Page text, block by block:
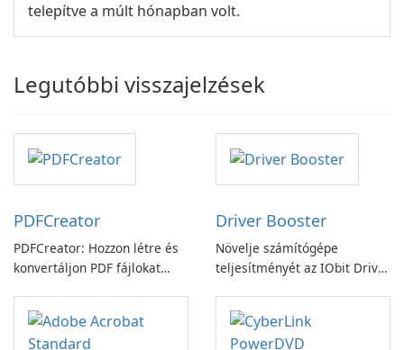
telepítve a múlt hónapban volt.
Legutóbbi visszajelzések
PDFCreator
PDFCreator: Hozzon létre és
konvertáljon PDF fájlokat
Driver Booster
Növelje számítógépe
teljesítményét az IObit Driver